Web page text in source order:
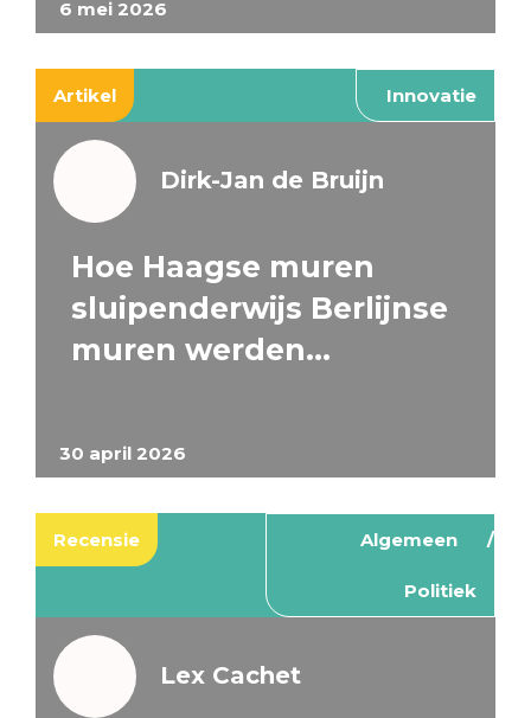
6 mei 2026
Artikel Innovatie
30 april 2026
Dirk-Jan de Bruijn
Hoe Haagse muren
sluipenderwijs Berlijnse
muren werden…
Recensie Algemeen
Politiek
Lex Cachet